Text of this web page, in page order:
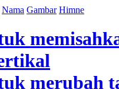
Nama Gambar Himne